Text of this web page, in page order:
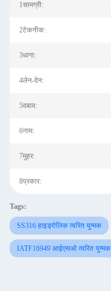
1सामग्री:
2टेकनीक:
3धागा:
4लेन-देन:
5दबाव:
6नाम:
7मुहर:
8प्रकार:
Tags:
SS316 हाइड्रोलिक त्वरित युग्मक
IATF16949 आईएसओ त्वरित युग्मक